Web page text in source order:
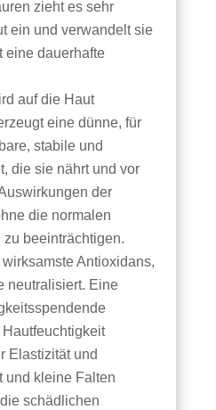
zieht es sehr
ein und verwandelt sie
eine dauerhafte
auf die Haut
eine dünne, für
stabile und
die sie nährt und vor
der
die normalen
zu beeinträchtigen.
Antioxidans,
neutralisiert. Eine
Elastizität und
und kleine Falten
schädlichen